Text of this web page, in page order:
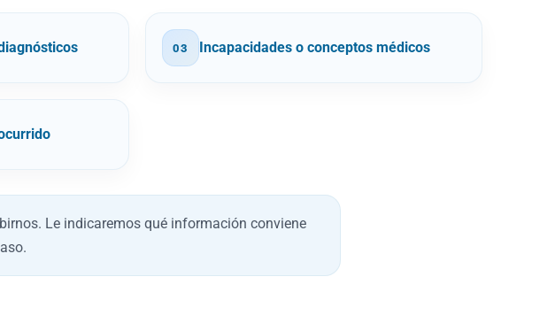
03 Incapacidades o conceptos médicos
Le indicaremos qué información conviene